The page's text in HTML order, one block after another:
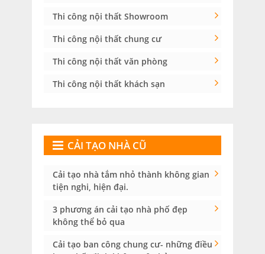
Thi công nội thất Showroom
Thi công nội thất chung cư
Thi công nội thất văn phòng
Thi công nội thất khách sạn
CẢI TẠO NHÀ CŨ
Cải tạo nhà tắm nhỏ thành không gian
tiện nghi, hiện đại.
3 phương án cải tạo nhà phố đẹp
không thể bỏ qua
Cải tạo ban công chung cư- những điều